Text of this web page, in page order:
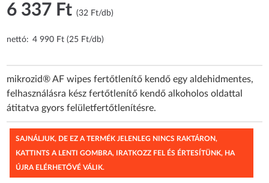
6 337 Ft(32 Ft/db)
nettó: 4 990 Ft (25 Ft/db)
mikrozid® AF wipes fertőtlenítő kendő egy aldehidmentes,
felhasználásra kész fertőtlenítő kendő alkoholos oldattal
átitatva gyors felületfertőtlenítésre.
SAJNÁLJUK, DE EZ A TERMÉK JELENLEG NINCS RAKTÁRON,
KATTINTS A LENTI GOMBRA, IRATKOZZ FEL ÉS ÉRTESÍTÜNK, HA
ÚJRA ELÉRHETŐVÉ VÁLIK.